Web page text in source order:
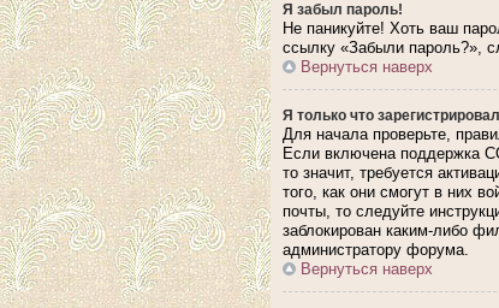
Я забыл пароль!
Не паникуйте! Хоть ваш
ссылку «Забыли пароль?»,
Вернуться наверх
Я только что
Для начала проверьте,
Если включена поддержка
то значит, требуется
того, как они смогут в них
почты, то следуйте
заблокирован каким-либо
администратору форума.
Вернуться наверх